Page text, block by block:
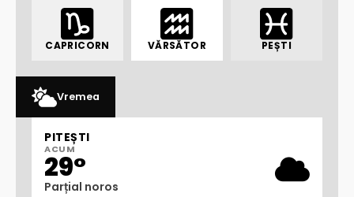
CAPRICORN VĂRSĂTOR PEȘTI
Vremea
PITEȘTI
ACUM
29°
Parțial noros